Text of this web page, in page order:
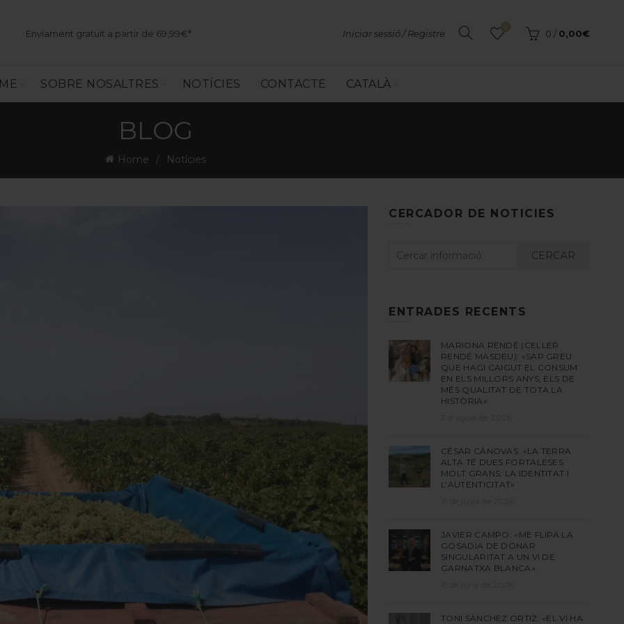
Enviament gratuït a partir de 69,99€* Iniciar sessió / Registre 0 / 0,00€
SOBRE NOSALTRES NOTÍCIES CONTACTE CATALÀ
BLOG
Home Notícies
CERCADOR DE NOTICIES
CERCAR
ENTRADES RECENTS
MARIONA RENDÉ (CELLER
RENDÉ MASDEU): «SAP GREU
QUE HAGI CAIGUT EL CONSUM
EN ELS MILLORS ANYS, ELS DE
MÉS QUALITAT DE TOTA LA
HISTÒRIA»
CÉSAR CÁNOVAS: «LA TERRA
ALTA TÉ DUES FORTALESES
MOLT GRANS: LA IDENTITAT I
L’AUTENTICITAT»
JAVIER CAMPO: «ME FLIPA LA
GOSADIA DE DONAR
SINGULARITAT A UN VI DE
GARNATXA BLANCA»
TONI SÀNCHEZ ORTIZ: «EL VI HA